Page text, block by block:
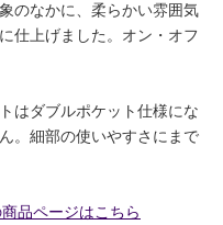
のなかに、柔らかい雰囲気
仕上げました。オン・オフ
はダブルポケット仕様にな
。細部の使いやすさにまで
品ページはこちら